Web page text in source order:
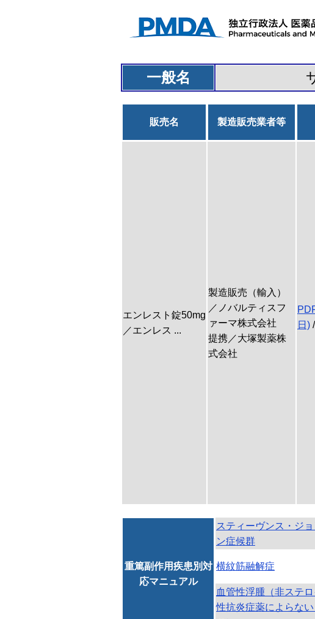
一般名
販売名 製造販売業者等
エンレスト錠50mg
／エンレス ...
製造販売（輸入）
／ノバルティスフ
ァーマ株式会社
提携／大塚製薬株
式会社
日) /
重篤副作用疾患別対
応マニュアル
スティーヴンス・ジョ
ン症候群
横紋筋融解症
血管性浮腫（非ステロ
性抗炎症薬によらない